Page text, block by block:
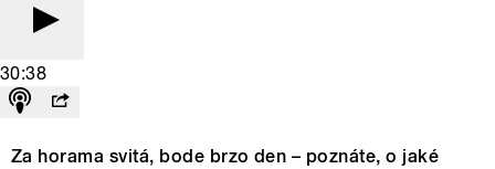
30:38
Za horama svitá, bode brzo den – poznáte, o jaké